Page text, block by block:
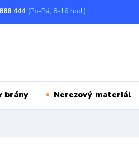
444 (Po-Pá, 8-16 hod.)
brány Nerezový materiál